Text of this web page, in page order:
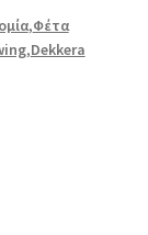
,Φέτα
,Dekkera